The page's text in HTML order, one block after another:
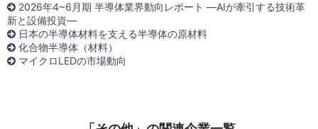
2026年4~6月期 半導体業界動向レポート ―AIが牽引する技術革
新と設備投資―
日本の半導体材料を支える半導体の原材料
化合物半導体（材料）
マイクロLEDの市場動向